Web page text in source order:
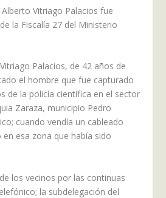
Alberto Vitriago Palacios fue
la Fiscalía 27 del Ministerio
Palacios, de 42 años de
el hombre que fue capturado
de la policía científica en el sector
Zaraza, municipio Pedro
cuando vendía un cableado
esa zona que había sido
los vecinos por las continuas
la subdelegación del